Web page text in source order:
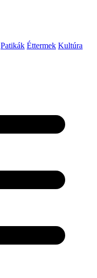
Patikák Éttermek Kultúra